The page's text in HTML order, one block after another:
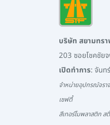
บริษัท สยามทร
203 ซอยโชคชัยจ
เปิดทำการ: จันท
จำหน่ายอุปกรณ์จรา
เซฟตี้
สีเทอร์โมพลาสติก